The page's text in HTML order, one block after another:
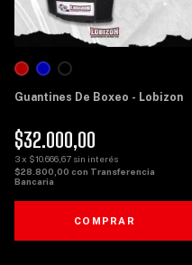
Guantines De Boxeo - Lobizon
$32.000,00
3x $10.666,67 sin interés
$28.800,00 con Transferencia
Bancaria
COMPRAR